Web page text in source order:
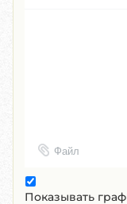
Файл
Показывать